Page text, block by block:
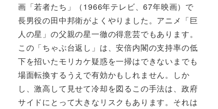
画「若者たち」（1966年テレビ、67年映画）で
長男役の田中邦衛がよくやりました。アニメ「巨
人の星」の父親の星一徹の得意芸でもあります。
この「ちゃぶ台返し」は、安倍内閣の支持率の低
下を招いたモリカケ疑惑を一掃はできないまでも
場面転換するうえで有効かもしれません。しか
し、激高して見せて冷却を図るこの手法は、政府
サイドにとって大きなリスクもあります。それは